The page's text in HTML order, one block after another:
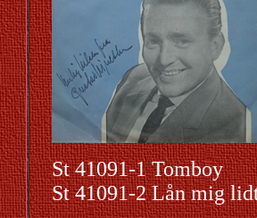
St 41091-1 Tomboy
St 41091-2 Lån mig